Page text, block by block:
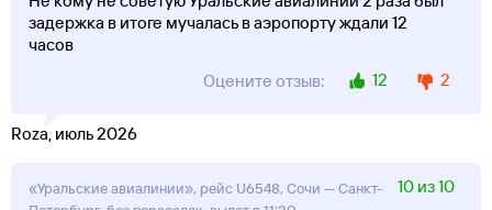
задержка в итоге мучалась в аэропорту ждали 12
часов
Оцените отзыв:
12 2
Roza, июль 2026
«Уральские авиалинии», рейс U6548, Сочи — Санкт-
10 из 10